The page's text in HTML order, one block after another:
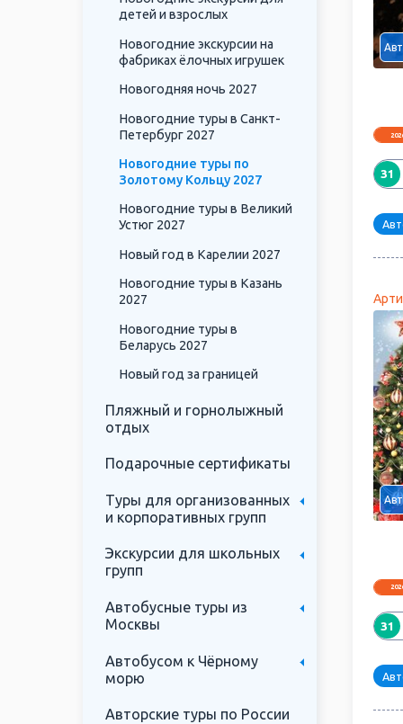
детей и взрослых
Новогодние экскурсии на
фабриках ёлочных игрушек
Новогодняя ночь 2027
Новогодние туры в Санкт-
Петербург 2027
Новогодние туры по
Золотому Кольцу 2027
Новогодние туры в Великий
Устюг 2027
Новый год в Карелии 2027
Новогодние туры в Казань
2027
Новогодние туры в
Беларусь 2027
Новый год за границей
Пляжный и горнолыжный
отдых
Подарочные сертификаты
Туры для организованных
и корпоративных групп
Экскурсии для школьных
групп
Автобусные туры из
Москвы
Автобусом к Чёрному
морю
Авторские туры по России
31
31